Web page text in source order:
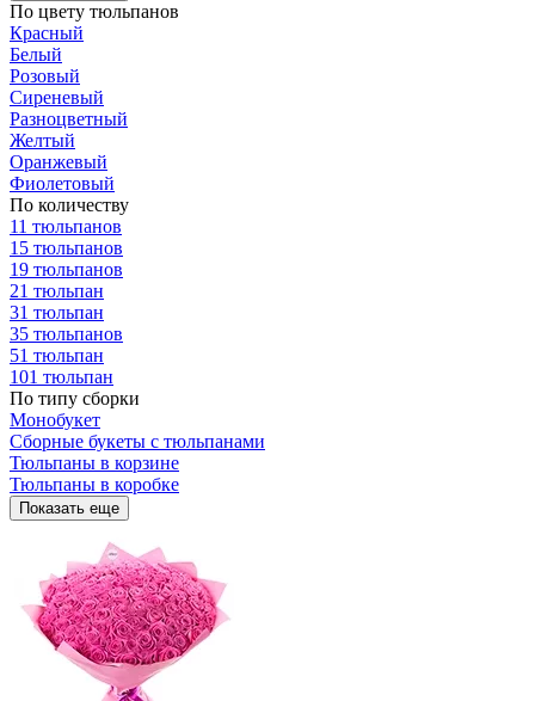
По цвету тюльпанов
Красный
Белый
Розовый
Сиреневый
Разноцветный
Желтый
Оранжевый
Фиолетовый
По количеству
11 тюльпанов
15 тюльпанов
19 тюльпанов
21 тюльпан
31 тюльпан
35 тюльпанов
51 тюльпан
101 тюльпан
По типу сборки
Монобукет
Сборные букеты с тюльпанами
Тюльпаны в корзине
Тюльпаны в коробке
Показать еще